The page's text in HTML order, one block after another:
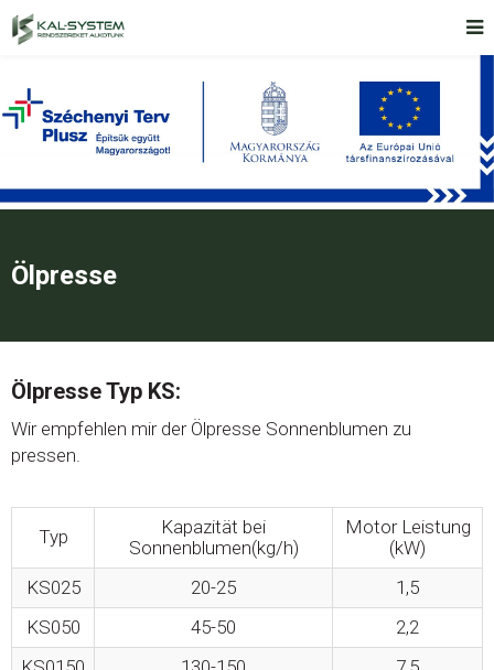
Ölpresse
Ölpresse Typ KS:
Wir empfehlen mir der Ölpresse Sonnenblumen zu
pressen.
Typ
Kapazität bei
Sonnenblumen(kg/h)
Motor Leistung
(kW)
KS025
20-25
1,5
KS050
45-50
2,2